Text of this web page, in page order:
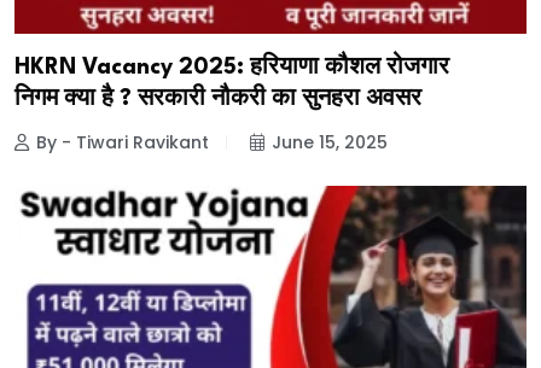
HKRN Vacancy 2025: हरियाणा कौशल रोजगार
निगम क्या है ? सरकारी नौकरी का सुनहरा अवसर
By - Tiwari Ravikant June 15, 2025